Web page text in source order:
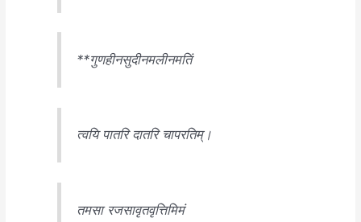
**गुणहीनसुदीनमलीनमतिं
त्वयि पातरि दातरि चापरतिम्।
तमसा रजसावृतवृत्तिमिमं